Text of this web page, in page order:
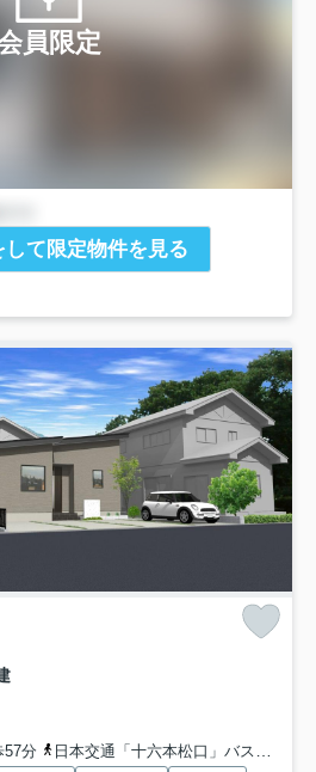
員限定
て限定物件を見る
57分
日本交通「十六本松口」バス停下車 徒歩1分